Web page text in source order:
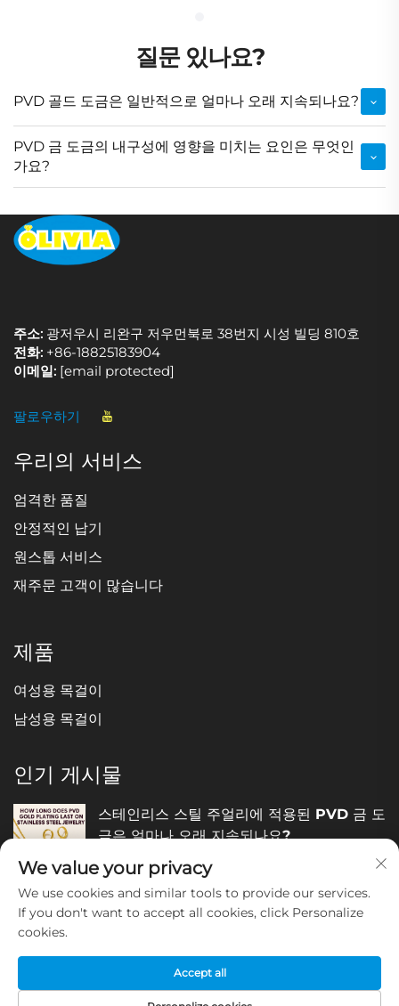
질문 있나요?
PVD 골드 도금은 일반적으로 얼마나 오래 지속되나요?
PVD 금 도금의 내구성에 영향을 미치는 요인은 무엇인
가요?
주소: 광저우시 리완구 저우먼북로 38번지 시성 빌딩 810호
전화: +86-18825183904
이메일: [email protected]
팔로우하기
우리의 서비스
엄격한 품질
안정적인 납기
원스톱 서비스
재주문 고객이 많습니다
제품
여성용 목걸이
남성용 목걸이
인기 게시물
스테인리스 스틸 주얼리에 적용된 PVD 금 도
금은 얼마나 오래 지속되나요?
December 05, 2025
스테인리스 스틸 주얼리의 품질은 어떻
We value your privacy
We use cookies and similar tools to provide our services.
If you don't want to accept all cookies, click Personalize
cookies.
Accept all